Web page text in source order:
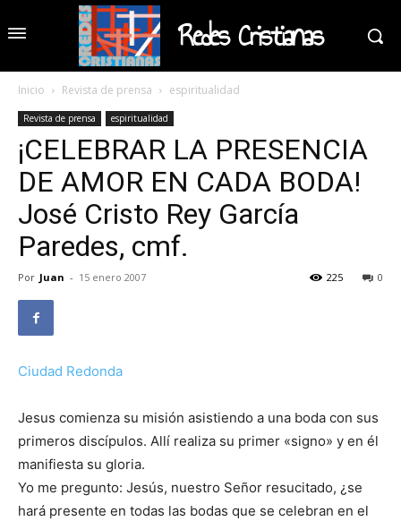
Redes Cristianas
Inicio Revista de prensa espiritualidad
Revista de prensa espiritualidad
¡CELEBRAR LA PRESENCIA
DE AMOR EN CADA BODA!
José Cristo Rey García
Paredes, cmf.
Por Juan - 15 enero 2007 0
225
Ciudad Redonda
Jesus comienza su misión asistiendo a una boda con sus
primeros discípulos. Allí realiza su primer «signo» y en él
manifiesta su gloria.
Yo me pregunto: Jesús, nuestro Señor resucitado, ¿se
hará presente en todas las bodas que se celebran en el